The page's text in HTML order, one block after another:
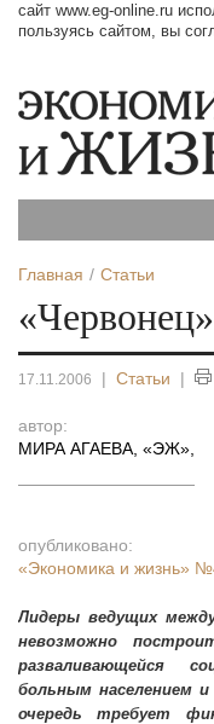
сайт www.eg-online.ru
пользуясь сайтом, вы
Главная Статьи
17.11.2006 | Статьи |
автор:
МИРА АГАЕВА, «ЭЖ»
опубликовано:
«Экономика и жизнь»
Лидеры ведущих
невозможно
разваливающейся
больным населением
очередь требует